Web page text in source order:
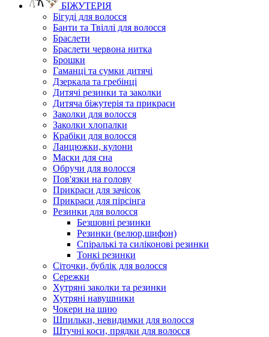
БІЖУТЕРІЯ
Бігуді для волосся
Банти та Твіллі для волосся
Браслети
Браслети червона нитка
Брошки
Гаманці та сумки дитячі
Дзеркала та гребінці
Дитячі резинки та заколки
Дитяча біжутерія та прикраси
Заколки для волосся
Заколки хлопалки
Крабіки для волосся
Ланцюжки, кулони
Маски для сна
Обручи для волосся
Пов'язки на голову
Прикраси для зачісок
Прикраси для пірсінга
Резинки для волосся
Безшовні резинки
Резинки (велюр,шифон)
Спіралькі та силіконові резинки
Тонкі резинки
Сіточки, бублік для волосся
Сережки
Хутряні заколки та резинки
Хутряні навушники
Чокери на шию
Шпильки, невидимки для волосся
Штучні коси, прядки для волосся